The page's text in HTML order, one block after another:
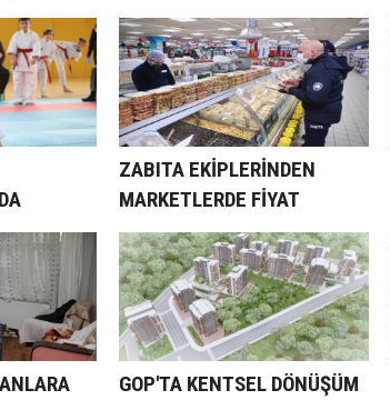
RENKLENDİ
ZABITA EKİPLERİNDEN
MARKETLERDE FİYAT
DENETİMİ
GOP'TA KENTSEL DÖNÜŞÜM